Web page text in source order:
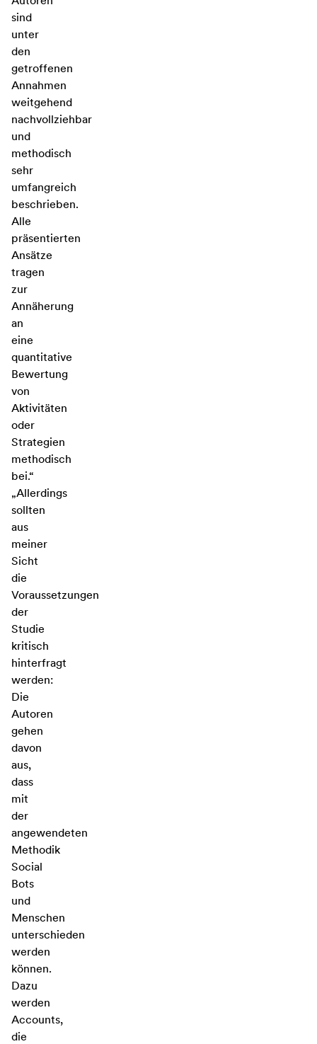
sind
unter
den
getroffenen
Annahmen
weitgehend
nachvollziehbar
und
methodisch
sehr
umfangreich
beschrieben.
Alle
präsentierten
Ansätze
tragen
zur
Annäherung
an
eine
quantitative
Bewertung
von
Aktivitäten
oder
Strategien
methodisch
bei.“
„Allerdings
sollten
aus
meiner
Sicht
die
Voraussetzungen
der
Studie
kritisch
hinterfragt
werden:
Die
Autoren
gehen
davon
aus,
dass
mit
der
angewendeten
Methodik
Social
Bots
und
Menschen
unterschieden
werden
können.
Dazu
werden
Accounts,
die